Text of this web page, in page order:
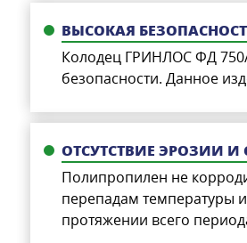
ВЫСОКАЯ
Колодец ГРИНЛОС ФД 750/
безопасности. Данное
ОТСУТСТВИЕ ЭРОЗИИ
Полипропилен не
перепадам температуры
протяжении всего